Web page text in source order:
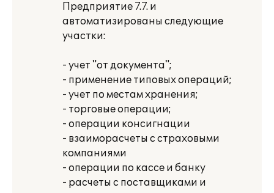
Предприятие 7.7. и
автоматизированы следующие
участки:
- учет "от документа";
- применение типовых операций;
- учет по местам хранения;
- торговые операции;
- операции консигнации
- взаиморасчеты с страховыми
компаниями
- операции по кассе и банку
- расчеты с поставщиками и